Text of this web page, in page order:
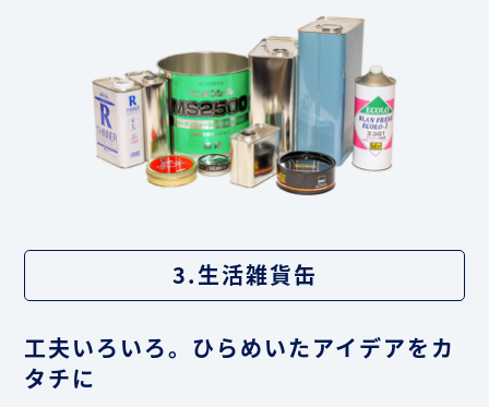
3.生活雑貨缶
工夫いろいろ。ひらめいたアイデアをカ
タチに